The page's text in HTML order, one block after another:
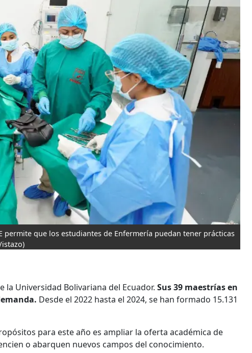
que los estudiantes de Enfermería puedan tener prácticas
Universidad Bolivariana del Ecuador. Sus 39 maestrías en
Desde el 2022 hasta el 2024, se han formado 15.131
para este año es ampliar la oferta académica de
o abarquen nuevos campos del conocimiento.